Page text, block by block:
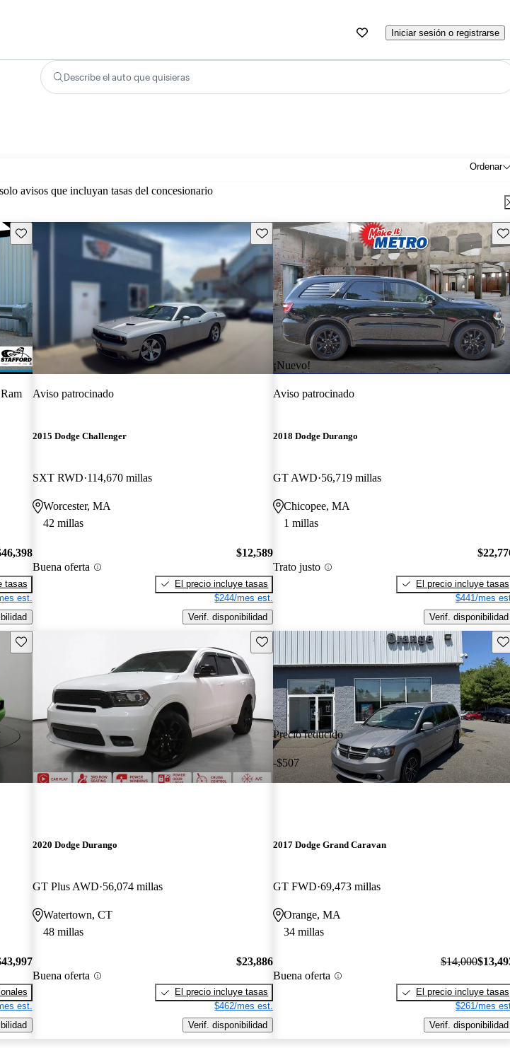
Iniciar sesión o registrarse
Describe el auto que quisieras
Ordenar
avisos que incluyan tasas del concesionario
Guarda este Aviso
tasas
est.
Guarda este Aviso
Aviso patrocinado
2015 Dodge Challenger
SXT RWD 114,670 millas
Worcester, MA
42 millas
Buena oferta
$12,589
El precio incluye tasas
$244/mes est.
Verif. disponibilidad
¡Nuevo!
Aviso patrocinado
2018 Dodge Durango
GT AWD 56,719 millas
Chicopee, MA
1 millas
Trato justo
El precio incluye tasas
$441/mes
Verif. disponibilidad
Guarda este Aviso
est.
Guarda este Aviso
2020 Dodge Durango
GT Plus AWD 56,074 millas
Watertown, CT
48 millas
Buena oferta
$23,886
El precio incluye tasas
$462/mes est.
Verif. disponibilidad
Precio reducido
-$507
2017 Dodge Grand Caravan
GT FWD 69,473 millas
Orange, MA
34 millas
Buena oferta
$14,000
El precio incluye tasas
$261/mes
Verif. disponibilidad